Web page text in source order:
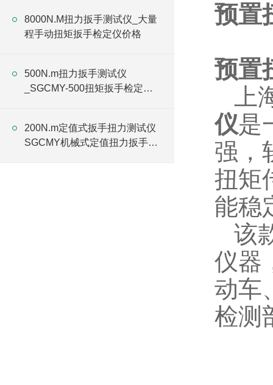
8000N.M扭力扳手测试仪_大量
程手动扭矩扳手检定仪价格
500N.m扭力扳手测试仪
_SGCMY-500扭矩扳手检定仪
200N.m定值式扳手扭力测试仪
SGCMY机械式定值扭力扳手测
预置
预置
仪是
强，
扭矩
能稳
该
仪器
动车
检测